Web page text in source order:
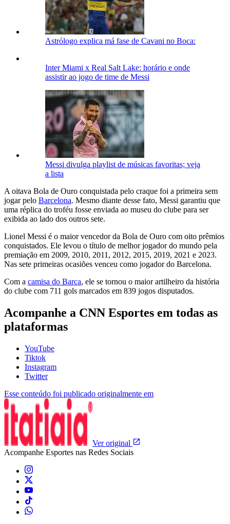
Astrólogo explica má fase de Cavani no Boca:
Inter Miami x Real Salt Lake: horário e onde
assistir ao jogo de time de Messi
Messi divulga playlist de músicas favoritas; veja
a lista
A oitava Bola de Ouro conquistada pelo craque foi a primeira sem
jogar pelo Barcelona. Mesmo diante desse fato, Messi garantiu que
uma réplica do troféu fosse enviada ao museu do clube para ser
exibida ao lado dos outros sete.
Lionel Messi é o maior vencedor da Bola de Ouro com oito prêmios
conquistados. Ele levou o título de melhor jogador do mundo pela
premiação em 2009, 2010, 2011, 2012, 2015, 2019, 2021 e 2023.
Nas sete primeiras ocasiões venceu como jogador do Barcelona.
Com a camisa do Barça, ele se tornou o maior artilheiro da história
do clube com 711 gols marcados em 839 jogos disputados.
Acompanhe a CNN Esportes em todas as
plataformas
YouTube
Tiktok
Instagram
Twitter
Esse conteúdo foi publicado originalmente em
Ver original
Acompanhe Esportes nas Redes Sociais